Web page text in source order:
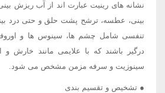
نشانه های رینیت عبارت اند از آب ریزش
بینی، عطسه، ترشح پشت حلق و حتی درد
تنفسی شامل چشم ها، سینوس ها و
درگیر باشند که با علایمی مانند خارش
سینوزیت و سرفه مزمن مشخص می شود.
● تشخیص و تقسیم بندی